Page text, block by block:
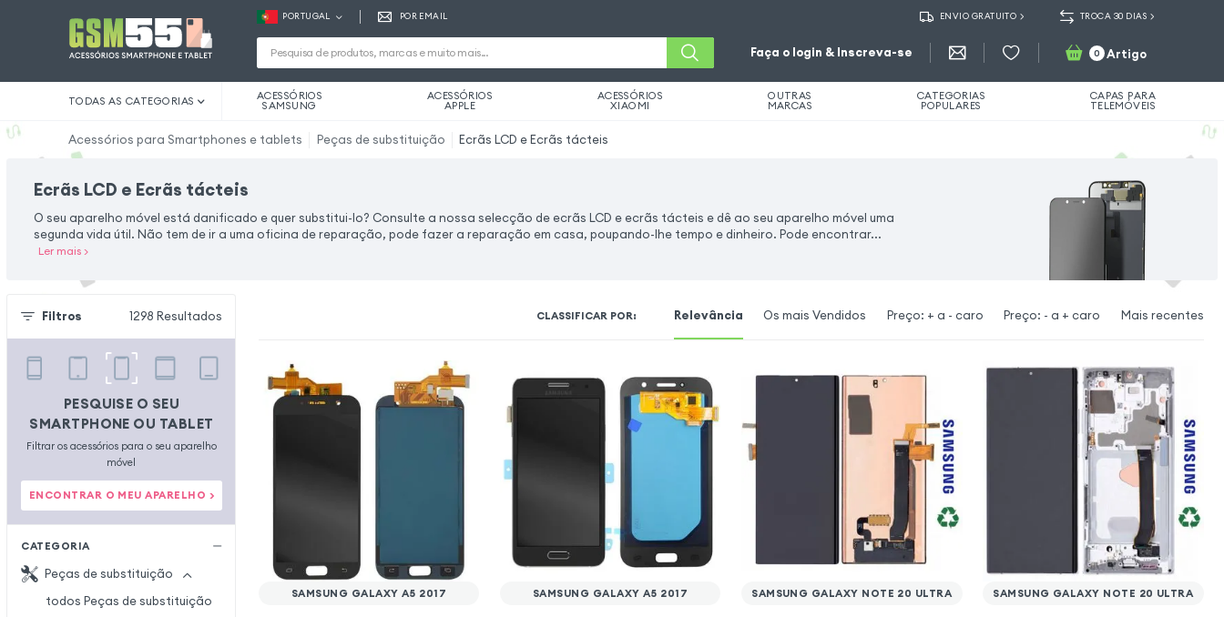
PORTUGAL POR EMAIL ENVIO GRATUITO TROCA 30 DIAS
Faça o login & Inscreva-se 0 Artigo
TODAS AS CATEGORIAS ACESSÓRIOS
SAMSUNG
ACESSÓRIOS
APPLE
ACESSÓRIOS
XIAOMI
OUTRAS
MARCAS
CATEGORIAS
POPULARES
CAPAS PARA
TELEMÓVEIS
Acessórios para Smartphones e tablets Peças de substituição Ecrãs LCD e Ecrãs tácteis
Ecrãs LCD e Ecrãs tácteis
O seu aparelho móvel está danificado e quer substitui-lo? Consulte a nossa selecção de ecrãs LCD e ecrãs tácteis e dê ao seu aparelho móvel uma
segunda vida útil. Não tem de ir a uma oficina de reparação, pode fazer a reparação em casa, poupando-lhe tempo e dinheiro. Pode encontrar...
Ler mais>
Filtros 1298 Resultados
PESQUISE O SEU
SMARTPHONE OU TABLET
Filtrar os acessórios para o seu aparelho
móvel
ENCONTRAR O MEU APARELHO >
CATEGORIA
Peças de substituição
todos Peças de substituição
CLASSIFICAR POR: Relevância Os mais Vendidos Preço: + a - caro Preço: - a + caro Mais recentes
SAMSUNG GALAXY A5 2017 SAMSUNG GALAXY A5 2017 SAMSUNG GALAXY NOTE 20 ULTRA SAMSUNG GALAXY NOTE 20 ULTRA